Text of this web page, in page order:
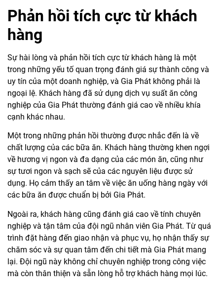
Phản hồi tích cực từ khách
hàng
Sự hài lòng và phản hồi tích cực từ khách hàng là một
trong những yếu tố quan trọng đánh giá sự thành công và
uy tín của một doanh nghiệp, và Gia Phát không phải là
ngoại lệ. Khách hàng đã sử dụng dịch vụ suất ăn công
nghiệp của Gia Phát thường đánh giá cao về nhiều khía
cạnh khác nhau.
Một trong những phản hồi thường được nhắc đến là về
chất lượng của các bữa ăn. Khách hàng thường khen ngợi
về hương vị ngon và đa dạng của các món ăn, cũng như
sự tươi ngon và sạch sẽ của các nguyên liệu được sử
dụng. Họ cảm thấy an tâm về việc ăn uống hàng ngày với
các bữa ăn được chuẩn bị bởi Gia Phát.
Ngoài ra, khách hàng cũng đánh giá cao về tính chuyên
nghiệp và tận tâm của đội ngũ nhân viên Gia Phát. Từ quá
trình đặt hàng đến giao nhận và phục vụ, họ nhận thấy sự
chăm sóc và sự quan tâm đến chi tiết mà Gia Phát mang
lại. Đội ngũ này không chỉ chuyên nghiệp trong công việc
mà còn thân thiện và sẵn lòng hỗ trợ khách hàng mọi lúc.